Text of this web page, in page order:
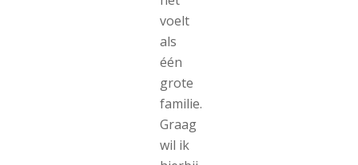
voelt
als
één
grote
familie.
Graag
wil ik